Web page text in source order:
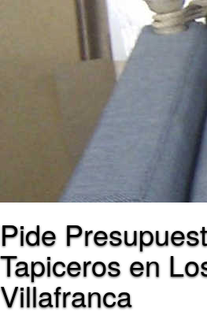
Pide
Tapiceros en
Villafranca